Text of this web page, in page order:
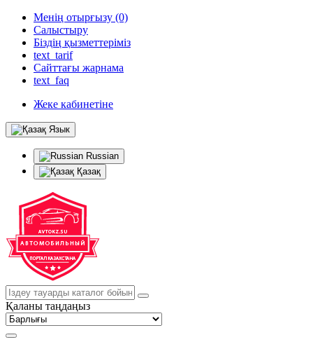
Менің отырғызу (0)
Салыстыру
Біздің қызметтеріміз
text_tarif
Сайттағы жарнама
text_faq
Жеке кабинетіне
Язык
Russian
Қазақ
Қаланы таңдаңыз